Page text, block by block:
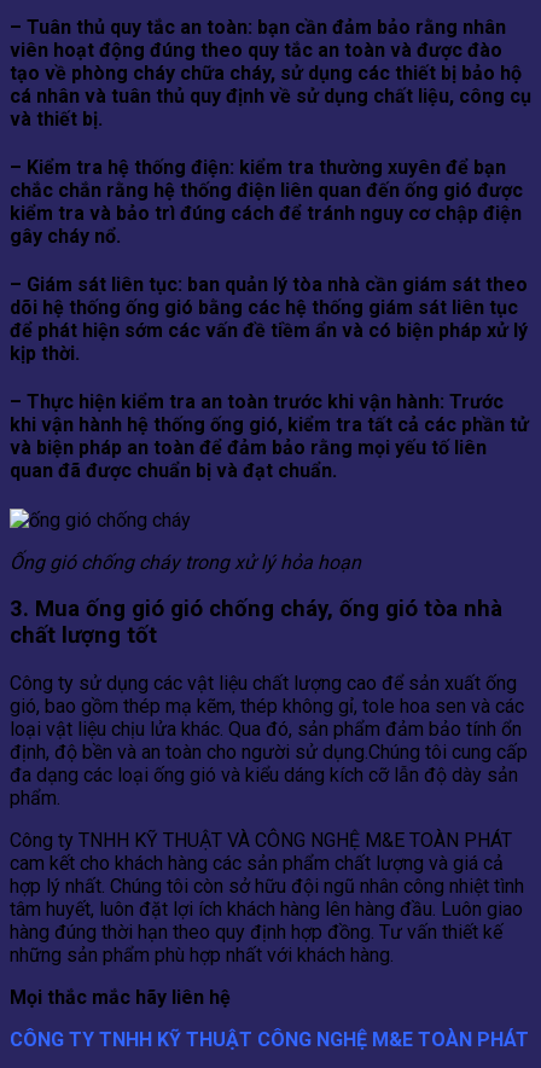
– Tuân thủ quy tắc an toàn: bạn cần đảm bảo rằng nhân
viên hoạt động đúng theo quy tắc an toàn và được đào
tạo về phòng cháy chữa cháy, sử dụng các thiết bị bảo hộ
cá nhân và tuân thủ quy định về sử dụng chất liệu, công cụ
và thiết bị.
– Kiểm tra hệ thống điện: kiểm tra thường xuyên để bạn
chắc chắn rằng hệ thống điện liên quan đến ống gió được
kiểm tra và bảo trì đúng cách để tránh nguy cơ chập điện
gây cháy nổ.
– Giám sát liên tục: ban quản lý tòa nhà cần giám sát theo
dõi hệ thống ống gió bằng các hệ thống giám sát liên tục
để phát hiện sớm các vấn đề tiềm ẩn và có biện pháp xử lý
kịp thời.
– Thực hiện kiểm tra an toàn trước khi vận hành: Trước
khi vận hành hệ thống ống gió, kiểm tra tất cả các phần tử
và biện pháp an toàn để đảm bảo rằng mọi yếu tố liên
quan đã được chuẩn bị và đạt chuẩn.
Ống gió chống cháy trong xử lý hỏa hoạn
3. Mua ống gió gió chống cháy, ống gió tòa nhà
chất lượng tốt
Công ty sử dụng các vật liệu chất lượng cao để sản xuất ống
gió, bao gồm thép mạ kẽm, thép không gỉ, tole hoa sen và các
loại vật liệu chịu lửa khác. Qua đó, sản phẩm đảm bảo tính ổn
định, độ bền và an toàn cho người sử dụng.Chúng tôi cung cấp
đa dạng các loại ống gió và kiểu dáng kích cỡ lẫn độ dày sản
phẩm.
Công ty TNHH KỸ THUẬT VÀ CÔNG NGHỆ M&E TOÀN PHÁT
cam kết cho khách hàng các sản phẩm chất lượng và giá cả
hợp lý nhất. Chúng tôi còn sở hữu đội ngũ nhân công nhiệt tình
tâm huyết, luôn đặt lợi ích khách hàng lên hàng đầu. Luôn giao
hàng đúng thời hạn theo quy định hợp đồng. Tư vấn thiết kế
những sản phẩm phù hợp nhất với khách hàng.
Mọi thắc mắc hãy liên hệ
CÔNG TY TNHH KỸ THUẬT CÔNG NGHỆ M&E TOÀN PHÁT